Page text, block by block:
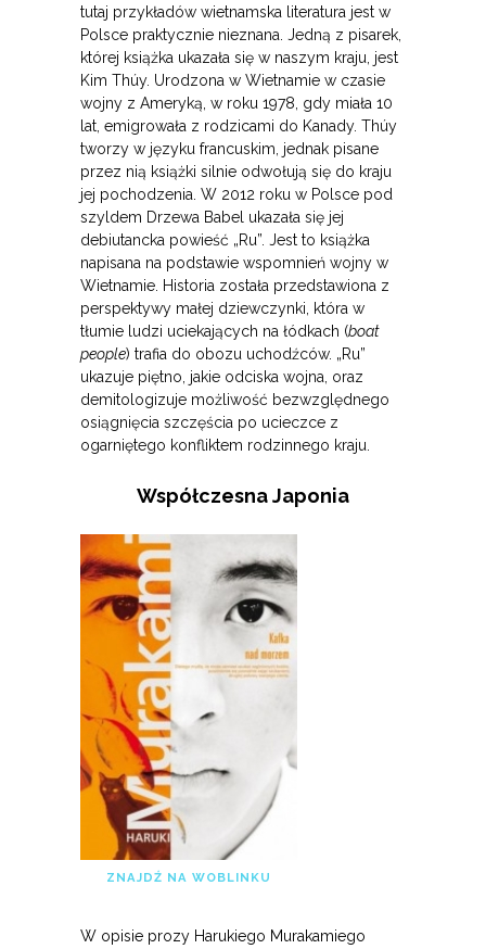
tutaj przykładów wietnamska literatura jest w
Polsce praktycznie nieznana. Jedną z pisarek,
której książka ukazała się w naszym kraju, jest
Kim Thúy. Urodzona w Wietnamie w czasie
wojny z Ameryką, w roku 1978, gdy miała 10
lat, emigrowała z rodzicami do Kanady. Thúy
tworzy w języku francuskim, jednak pisane
przez nią książki silnie odwołują się do kraju
jej pochodzenia. W 2012 roku w Polsce pod
szyldem Drzewa Babel ukazała się jej
debiutancka powieść „Ru”. Jest to książka
napisana na podstawie wspomnień wojny w
Wietnamie. Historia została przedstawiona z
perspektywy małej dziewczynki, która w
tłumie ludzi uciekających na łódkach (boat
people) trafia do obozu uchodźców. „Ru”
ukazuje piętno, jakie odciska wojna, oraz
demitologizuje możliwość bezwzględnego
osiągnięcia szczęścia po ucieczce z
ogarniętego konfliktem rodzinnego kraju.
Współczesna Japonia
ZNAJDŹ NA WOBLINKU
W opisie prozy Harukiego Murakamiego